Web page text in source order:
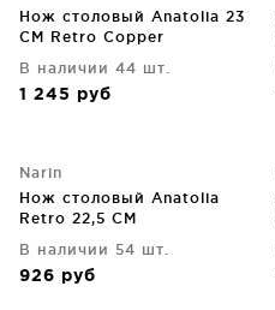
Нож столовый Anatolia 23
CM Retro Copper
В наличии 44 шт.
1 245 руб
Narin
Нож столовый Anatolia
Retro 22,5 CM
В наличии 54 шт.
926 руб